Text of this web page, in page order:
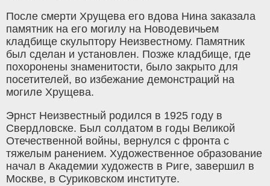
После смерти Хрущева его вдова Нина заказала
памятник на его могилу на Новодевичьем
кладбище скульптору Неизвестному. Памятник
был сделан и установлен. Позже кладбище, где
похоронены знаменитости, было закрыто для
посетителей, во избежание демонстраций на
могиле Хрущева.
Эрнст Неизвестный родился в 1925 году в
Свердловске. Был солдатом в годы Великой
Отечественной войны, вернулся с фронта с
тяжелым ранением. Художественное образование
начал в Академии художеств в Риге, завершил в
Москве, в Суриковском институте.